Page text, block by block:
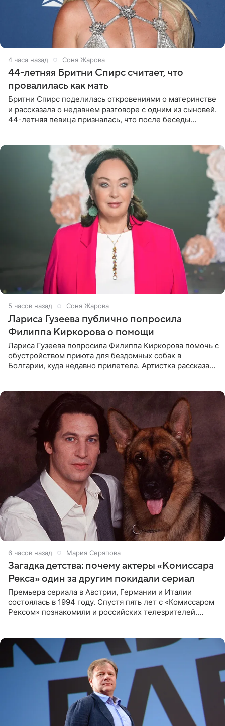
4 часа назад Соня Жарова
44-летняя Бритни Спирс считает, что
провалилась как мать
Бритни Спирс поделилась откровениями о материнстве
и рассказала о недавнем разговоре с одним из сыновей.
44-летняя певица призналась, что после беседы
5 часов назад Соня Жарова
Лариса Гузеева публично попросила
Филиппа Киркорова о помощи
Лариса Гузеева попросила Филиппа Киркорова помочь с
обустройством приюта для бездомных собак в
Болгарии, куда недавно прилетела. Артистка рассказала
6 часов назад Мария Серяпова
Загадка детства: почему актеры «Комиссара
Рекса» один за другим покидали сериал
Премьера сериала в Австрии, Германии и Италии
состоялась в 1994 году. Спустя пять лет с «Комиссаром
Рексом» познакомили и российских телезрителей.